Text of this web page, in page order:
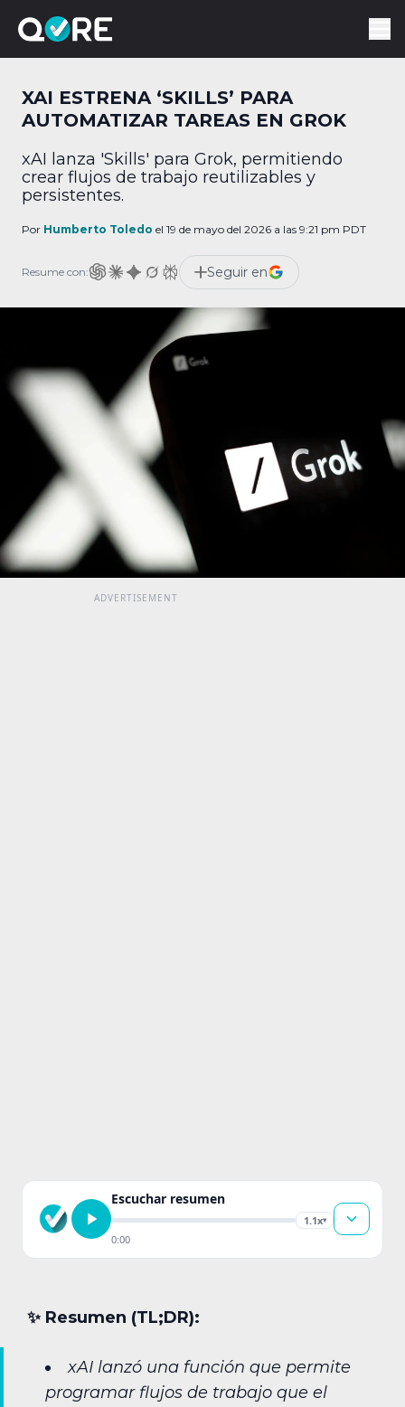
XAI ESTRENA ‘SKILLS’ PARA
AUTOMATIZAR TAREAS EN GROK
xAI lanza 'Skills' para Grok, permitiendo
crear flujos de trabajo reutilizables y
persistentes.
Por Humberto Toledo el 19 de mayo del 2026 a las 9:21 pm PDT
Resume con: Seguir en
Escuchar resumen
1.1x▾
0:00
✨︎ Resumen (TL;DR):
xAI lanzó una función que permite
programar flujos de trabajo que el